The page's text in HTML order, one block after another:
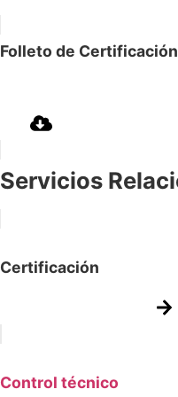
Folleto de
Servicios
Certificación
Control técnico